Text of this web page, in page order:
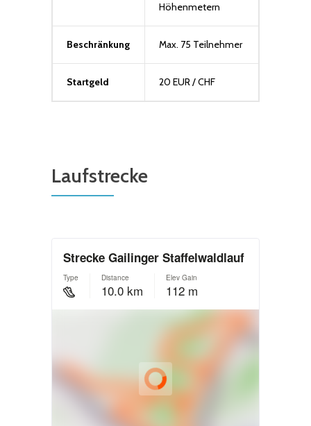
Höhenmetern
Beschränkung Max. 75 Teilnehmer
Startgeld 20 EUR / CHF
Laufstrecke